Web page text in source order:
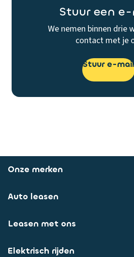
Stuur een
We nemen binnen drie
contact met je
Stuur e-mail
Onze merken
Auto leasen
Leasen met ons
Elektrisch rijden